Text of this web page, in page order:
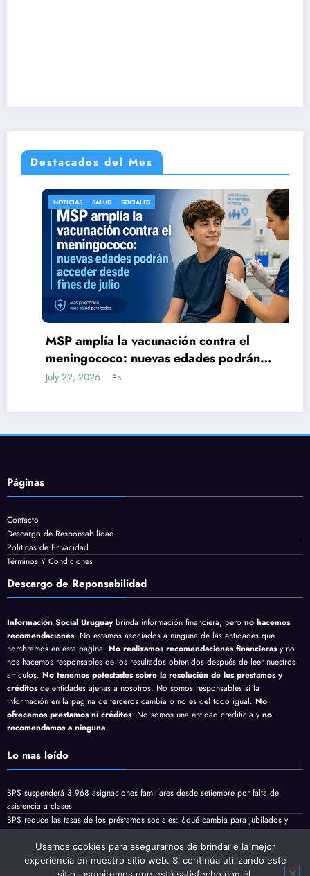
Destacados del Mes
NOTICIAS SALUD SOCIALES
MSP amplía la vacunación contra el
meningococo: nuevas edades podrán
acceder desde fines de julio
July 22, 2026 En
Páginas
Contacto
Descargo de Responsabilidad
Politicas de Privacidad
Términos Y Condiciones
Descargo de Reponsabilidad
Información Social Uruguaybrinda información financiera, pero no hacemos
recomendaciones. No estamos asociados a ninguna de las entidades que
nombramos en esta pagina. No realizamos recomendaciones financierasy no
nos hacemos responsables de los resultados obtenidos después de leer nuestros
artículos. No tenemos potestades sobre la resolución de los prestamos y
créditosde entidades ajenas a nosotros. No somos responsables si la
información en la pagina de terceros cambia o no es del todo igual. No
ofrecemos prestamos ni créditos. No somos una entidad crediticia y no
recomendamos a ninguna.
Lo mas leído
BPS suspenderá 3.968 asignaciones familiares desde setiembre por falta de
asistencia a clases
BPS reduce las tasas de los préstamos sociales: ¿qué cambia para jubilados y
pensionistas?
Jubilaciones y pensiones minimas vienen con aumento en Agosto
Usamos cookies para asegurarnos de brindarle la mejor
experiencia en nuestro sitio web. Si continúa utilizando este